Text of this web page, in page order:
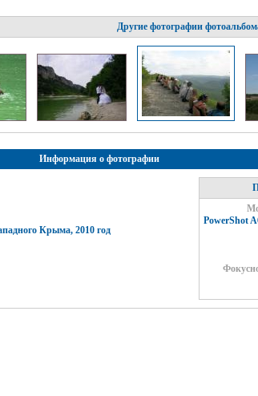
Другие фотографии
Информация о фотографии
Крыма, 2010 год
PowerShot